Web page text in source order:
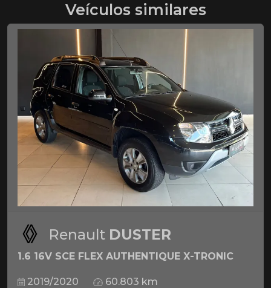
Veículos similares
Renault DUSTER
1.6 16V SCE FLEX AUTHENTIQUE X-TRONIC
2019/2020 60.803 km